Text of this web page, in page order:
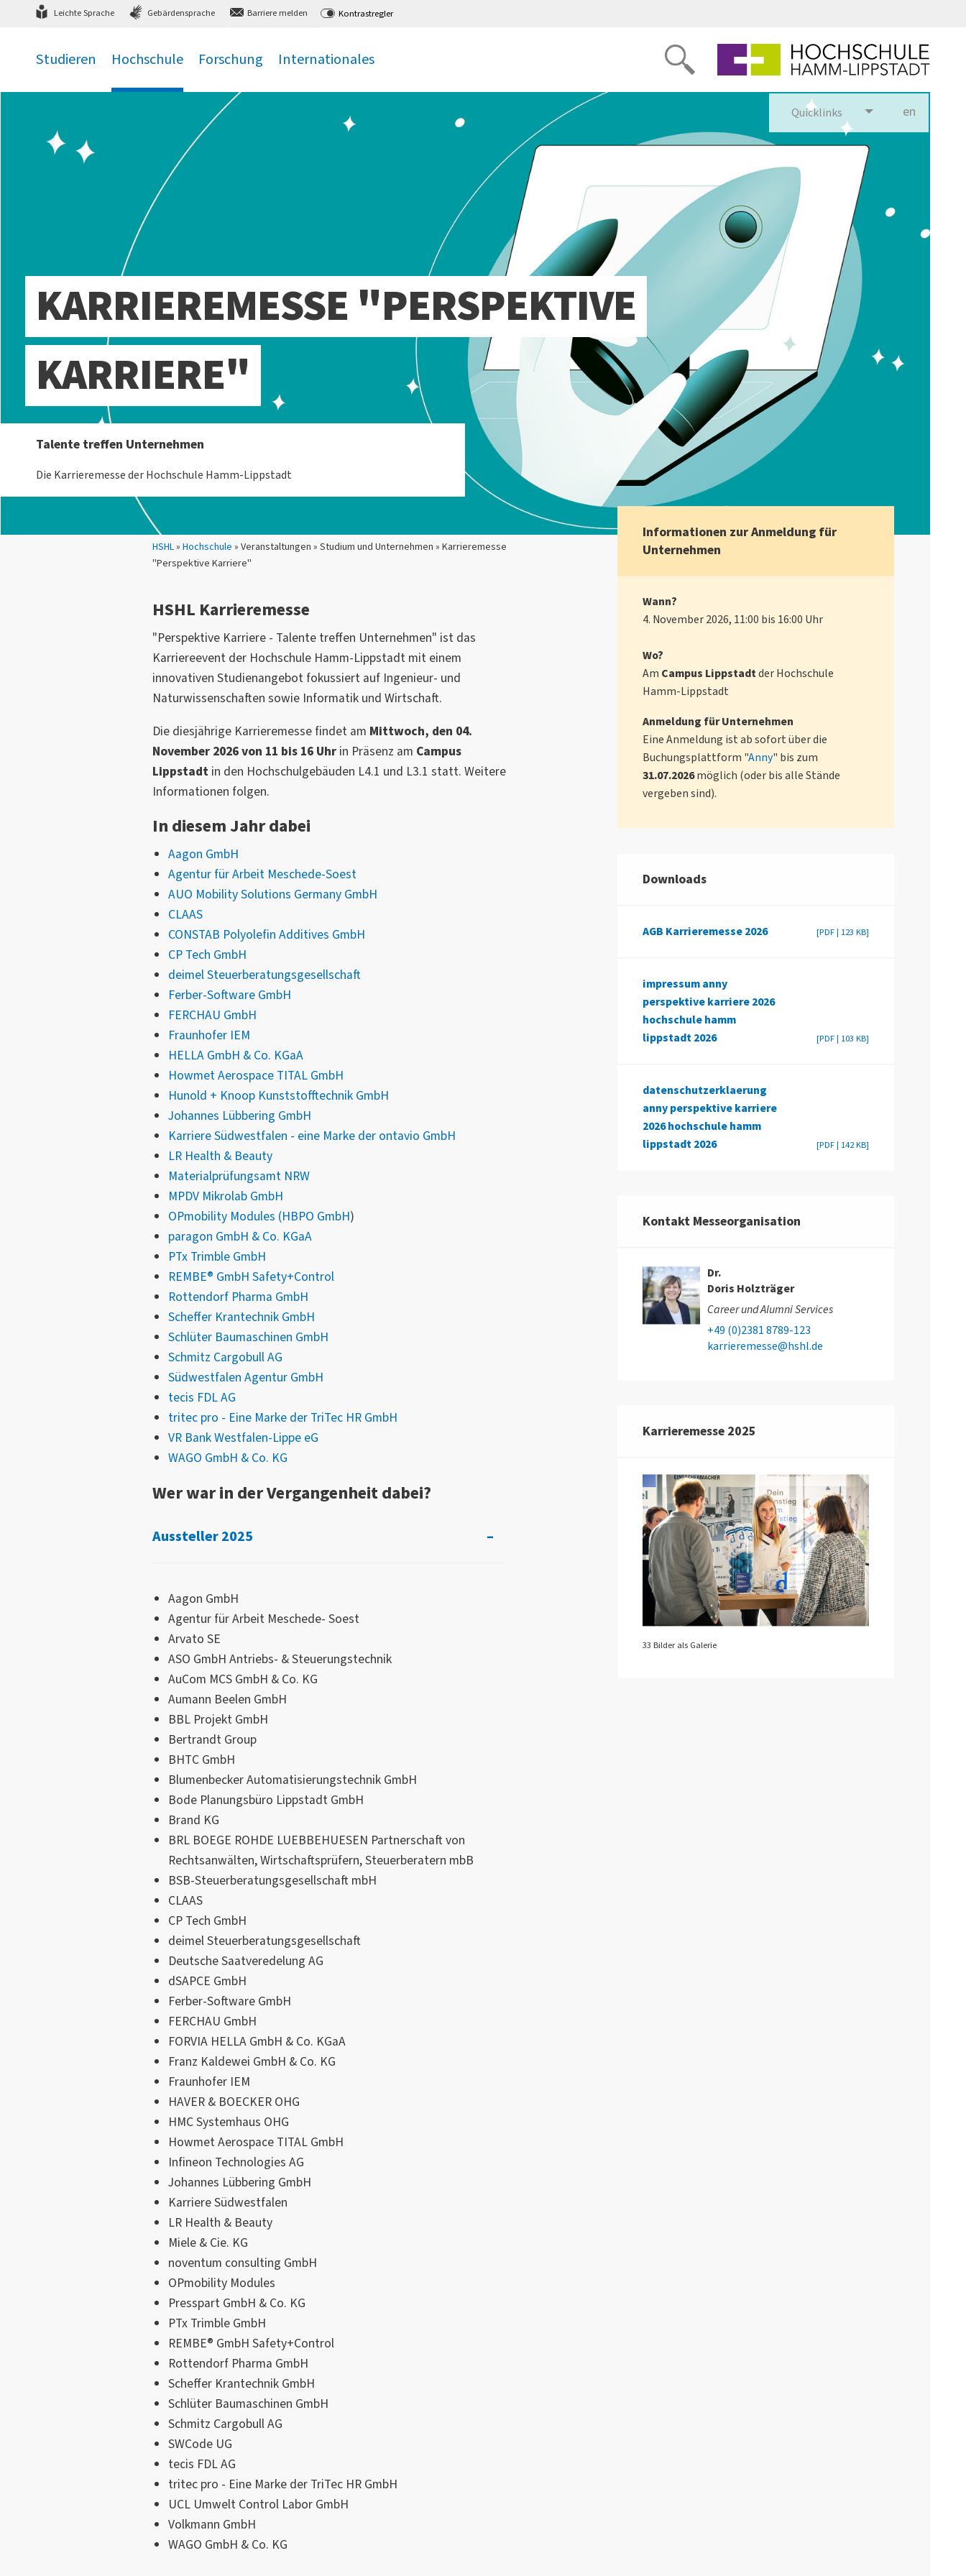
zum Hauptmenü zum Inhalt,
Leichte Sprache Gebärdensprache Barriere melden Kontrastregler
Studieren Hochschule Forschung Internationales
Quicklinks en
Sie sind hier:
HSHL» Hochschule » Veranstaltungen » Studium und Unternehmen » Karrieremesse
"Perspektive Karriere"
Illustration einer Hand, die eine Rakete in einen türkisfarbenen Himmel mit Sternen hält
KARRIEREMESSE "PERSPEKTIVE
KARRIERE"
Talente treffen Unternehmen
Die Karrieremesse der Hochschule Hamm-Lippstadt
HSHL Karrieremesse
"Perspektive Karriere - Talente treffen Unternehmen" ist das
Karriereevent der Hochschule Hamm-Lippstadt mit einem
innovativen Studienangebot fokussiert auf Ingenieur- und
Naturwissenschaften sowie Informatik und Wirtschaft.
Die diesjährige Karrieremesse findet am Mittwoch, den 04.
November 2026 von 11 bis 16 Uhrin Präsenz am Campus
Lippstadtin den Hochschulgebäuden L4.1 und L3.1 statt. Weitere
Informationen folgen.
In diesem Jahr dabei
Aagon GmbH
Agentur für Arbeit Meschede-Soest
AUO Mobility Solutions Germany GmbH
CLAAS
CONSTAB Polyolefin Additives GmbH
CP Tech GmbH
deimel Steuerberatungsgesellschaft
Ferber-Software GmbH
FERCHAU GmbH
Fraunhofer IEM
HELLA GmbH & Co. KGaA
Howmet Aerospace TITAL GmbH
Hunold + Knoop Kunststofftechnik GmbH
Johannes Lübbering GmbH
Karriere Südwestfalen - eine Marke der ontavio GmbH
LR Health & Beauty
Materialprüfungsamt NRW
MPDV Mikrolab GmbH
OPmobility Modules (HBPO GmbH)
paragon GmbH & Co. KGaA
PTx Trimble GmbH
REMBE® GmbH Safety+Control
Rottendorf Pharma GmbH
Scheffer Krantechnik GmbH
Schlüter Baumaschinen GmbH
Schmitz Cargobull AG
Südwestfalen Agentur GmbH
tecis FDL AG
tritec pro - Eine Marke der TriTec HR GmbH
VR Bank Westfalen-Lippe eG
WAGO GmbH & Co. KG
Wer war in der Vergangenheit dabei?
Aussteller 2025
Aagon GmbH
Agentur für Arbeit Meschede- Soest
Arvato SE
ASO GmbH Antriebs- & Steuerungstechnik
AuCom MCS GmbH & Co. KG
Aumann Beelen GmbH
BBL Projekt GmbH
Bertrandt Group
BHTC GmbH
Blumenbecker Automatisierungstechnik GmbH
Bode Planungsbüro Lippstadt GmbH
Brand KG
BRL BOEGE ROHDE LUEBBEHUESEN Partnerschaft von
Rechtsanwälten, Wirtschaftsprüfern, Steuerberatern mbB
BSB-Steuerberatungsgesellschaft mbH
CLAAS
CP Tech GmbH
deimel Steuerberatungsgesellschaft
Deutsche Saatveredelung AG
dSAPCE GmbH
Ferber-Software GmbH
FERCHAU GmbH
FORVIA HELLA GmbH & Co. KGaA
Franz Kaldewei GmbH & Co. KG
Fraunhofer IEM
HAVER & BOECKER OHG
HMC Systemhaus OHG
Howmet Aerospace TITAL GmbH
Infineon Technologies AG
Johannes Lübbering GmbH
Karriere Südwestfalen
LR Health & Beauty
Miele & Cie. KG
noventum consulting GmbH
OPmobility Modules
Presspart GmbH & Co. KG
PTx Trimble GmbH
REMBE® GmbH Safety+Control
Rottendorf Pharma GmbH
Scheffer Krantechnik GmbH
Schlüter Baumaschinen GmbH
Schmitz Cargobull AG
SWCode UG
tecis FDL AG
tritec pro - Eine Marke der TriTec HR GmbH
UCL Umwelt Control Labor GmbH
Volkmann GmbH
WAGO GmbH & Co. KG
Informationen zur Anmeldung für
Unternehmen
Wann?
4. November 2026, 11:00 bis 16:00 Uhr
Wo?
Am Campus Lippstadtder Hochschule
Hamm-Lippstadt
Anmeldung für Unternehmen
Eine Anmeldung ist ab sofort über die
Buchungsplattform "Anny" bis zum
31.07.2026möglich (oder bis alle Stände
vergeben sind).
Downloads
AGB Karrieremesse 2026 [PDF | 123 KB]
impressum anny
perspektive karriere 2026
hochschule hamm
lippstadt 2026
[PDF | 103 KB]
datenschutzerklaerung
anny perspektive karriere
2026 hochschule hamm
lippstadt 2026
[PDF | 142 KB]
Kontakt Messeorganisation
Dr.
Doris Holzträger
Career und Alumni Services
+49 (0)2381 8789-123
karrieremesse@hshl.de
Karrieremesse 2025
33 Bilder als Galerie